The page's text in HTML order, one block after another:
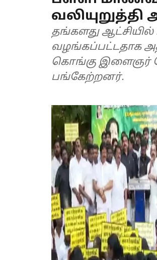
தங்களது
வழங்கப்பட்டதாக
கொங்கு இளைஞர்
பங்கேற்றனர்.